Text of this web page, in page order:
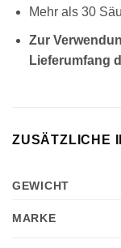
Mehr als 30
Zur
Lieferumfang
ZUSÄTZLICHE
GEWICHT
MARKE